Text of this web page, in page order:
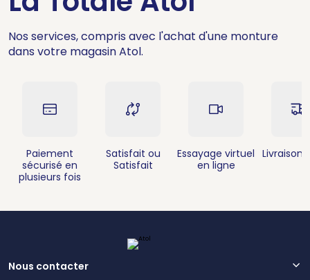
Nos services, compris avec l'achat d'une monture
dans votre magasin Atol.
Paiement
sécurisé en
plusieurs fois
Satisfait ou
Satisfait
Essayage virtuel
en ligne
Livraison
Nous contacter